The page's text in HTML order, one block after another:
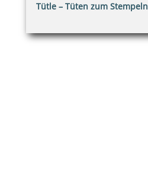
Tütle – Tüten zum Stempeln